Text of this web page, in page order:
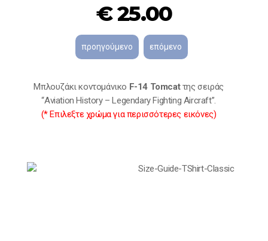
€25.00
Μπλουζάκι κοντομάνικο F-14 Tomcatτης σειράς
“Aviation History – Legendary Fighting Aircraft”.
(* Επιλεξτε χρώμα για περισσότερες εικόνες)